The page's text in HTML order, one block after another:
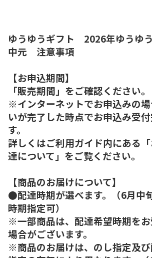
ゆうゆうギフト 2026年ゆうゆ
中元 注意事項
【お申込期間】
「販売期間」をご確認ください。
※インターネットでお申込みの
いが完了した時点でお申込み受
す。
詳しくはご利用ガイド内にある
達について」をご覧ください。
【商品のお届けについて】
●配達時期が選べます。（6月中
時期指定可）
※一部商品は、配達希望時期を
場合がございます。
※商品のお届けは、のし指定及